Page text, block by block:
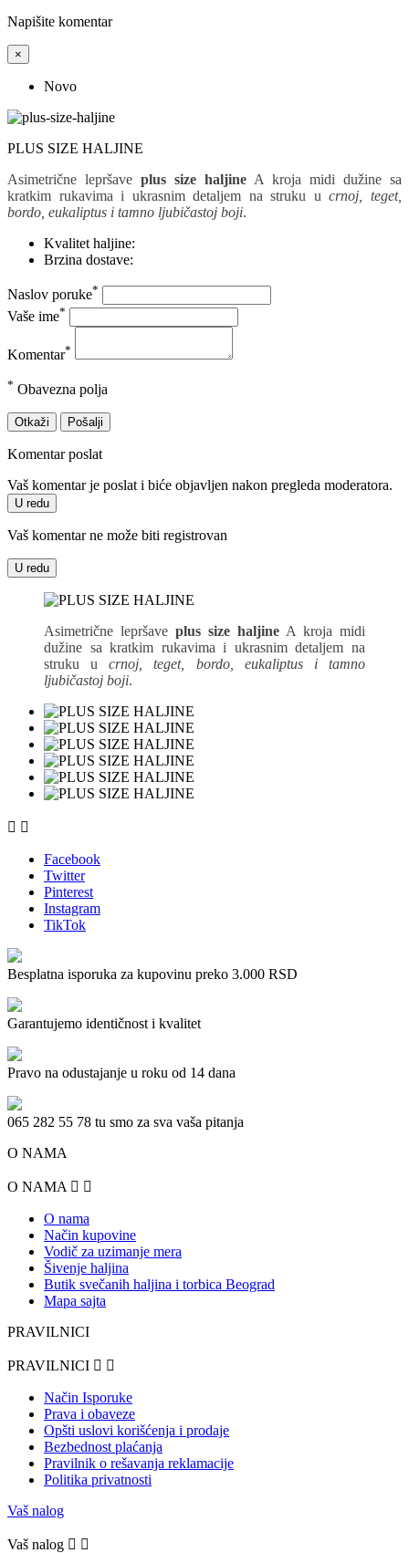
Napišite komentar
×
Novo
PLUS SIZE HALJINE
Asimetrične lepršave plus size haljine A kroja midi dužine sa
kratkim rukavima i ukrasnim detaljem na struku ucrnoj, teget,
bordo, eukaliptus i tamno ljubičastoj boji.
Kvalitet haljine:
Brzina dostave:
Naslov poruke*
Vaše ime*
Komentar*
* Obavezna polja
Otkaži Pošalji
Komentar poslat
Vaš komentar je poslat i biće objavljen nakon pregleda moderatora.
U redu
Vaš komentar ne može biti registrovan
U redu
Asimetrične lepršave plus size haljine A kroja midi
dužine sa kratkim rukavima i ukrasnim detaljem na
struku ucrnoj, teget, bordo, eukaliptus i tamno
ljubičastoj boji.
 
Facebook
Twitter
Pinterest
Instagram
TikTok
Besplatna isporuka za kupovinu preko 3.000 RSD
Garantujemo identičnost i kvalitet
Pravo na odustajanje u roku od 14 dana
065 282 55 78 tu smo za sva vaša pitanja
O NAMA
O NAMA  
O nama
Način kupovine
Vodič za uzimanje mera
Šivenje haljina
Butik svečanih haljina i torbica Beograd
Mapa sajta
PRAVILNICI
PRAVILNICI  
Način Isporuke
Prava i obaveze
Opšti uslovi korišćenja i prodaje
Bezbednost plaćanja
Pravilnik o rešavanja reklamacije
Politika privatnosti
Vaš nalog
Vaš nalog  